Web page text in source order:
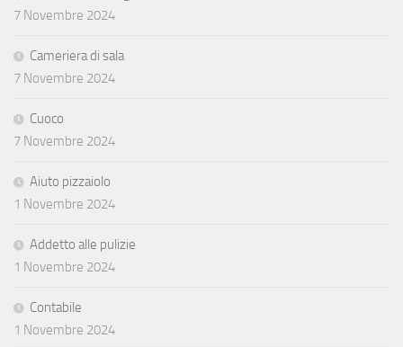
7 Novembre 2024
Cameriera di sala
7 Novembre 2024
Cuoco
7 Novembre 2024
Aiuto pizzaiolo
1 Novembre 2024
Addetto alle pulizie
1 Novembre 2024
Contabile
1 Novembre 2024